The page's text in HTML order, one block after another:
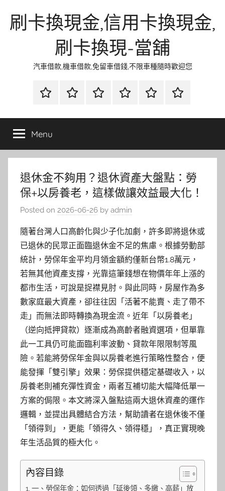
刷卡換現金,信用卡換現金,
刷卡換現-當舖
汽車借款,機車借款,免留車借錢,不限車種隨時歡迎您
首
當
金
網
資
流
時
環
清
聯
徵
Menu
退休金不夠用？退休資產大盤點：勞
保+以房養老，這樣做讓效益最大化！
Posted on 2026-06-26 by admin
隨著台灣人口高齡化與少子化加劇，許多即將退休或
已退休的民眾正面臨退休金不足的焦慮。根據勞動部
統計，勞保年金平均月領金額約僅新台幣1.8萬元，
若無其他資產支撐，光靠這筆錢想在物價年年上漲的
都市生活，可說是捉襟見肘。與此同時，房屋作為多
數家庭最大資產，卻往往因「活著不能賣、走了帶不
走」而無法即時轉換為現金流。近年「以房養老」
（逆向抵押貸款）逐漸成為高齡者融資選項，但單靠
此一工具仍可能面臨利率波動、貸款年限限制等風
險。若能將勞保年金與以房養老進行策略性整合，便
能發揮「雙引擎」效果：勞保提供穩定基礎收入，以
房養老則補充彈性資金，兩者互補切能大幅降低單一
方案的侷限。本文將深入盤點這兩大退休資產的運作
邏輯，並提出具體結合方法，幫助讀者在退休後不僅
「領得到」，更能「領得久、領得穩」，真正實現晚
年生活品質的極大化。
內容目錄
一、勞保年金：如何透過「延後領、多繳、高薪」放